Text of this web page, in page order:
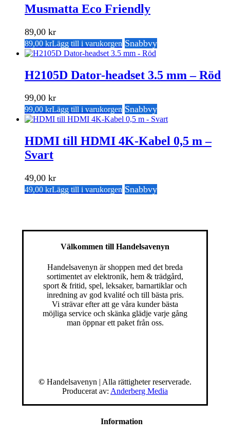
Musmatta Eco Friendly
89,00 kr
89,00 krLägg till i varukorgen Snabbvy
H2105D Dator-headset 3.5 mm – Röd
99,00 kr
99,00 krLägg till i varukorgen Snabbvy
HDMI till HDMI 4K-Kabel 0,5 m –
Svart
49,00 kr
49,00 krLägg till i varukorgen Snabbvy
Välkommen till Handelsavenyn
Handelsavenyn är shoppen med det breda
sortimentet av elektronik, hem & trädgård,
sport & fritid, spel, leksaker, barnartiklar och
inredning av god kvalité och till bästa pris.
Vi strävar efter att ge våra kunder bästa
möjliga service och skänka glädje varje gång
man öppnar ett paket från oss.
© Handelsavenyn | Alla rättigheter reserverade.
Producerat av: Anderberg Media
Information